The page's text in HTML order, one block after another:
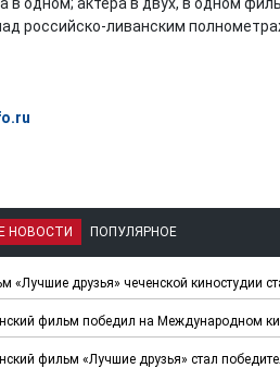
российско-ливанским
НОВОСТИ ПОПУЛЯРНОЕ
«Лучшие друзья» чеченской киностудии
фильм победил на Международном
фильм «Лучшие друзья» стал
Капкан